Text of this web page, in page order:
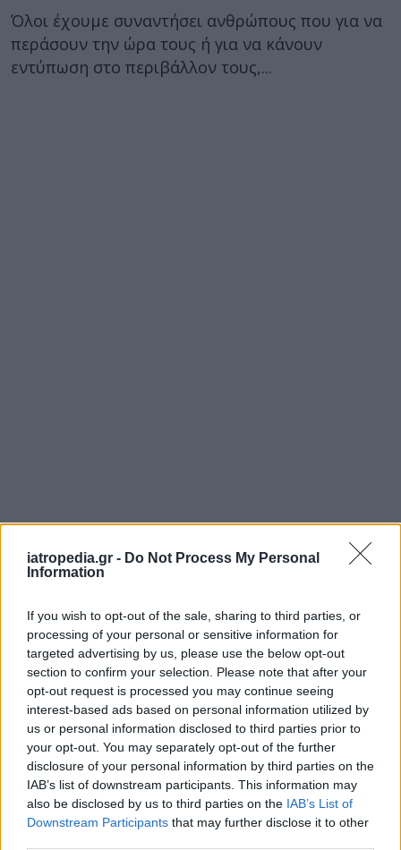
iatropedia.gr - Do Not Process My Personal
Information
If you wish to opt-out of the sale, sharing to third parties, or
processing of your personal or sensitive information for
targeted advertising by us, please use the below opt-out
section to confirm your selection. Please note that after your
opt-out request is processed you may continue seeing
interest-based ads based on personal information utilized by
us or personal information disclosed to third parties prior to
your opt-out. You may separately opt-out of the further
disclosure of your personal information by third parties on the
IAB’s list of downstream participants. This information may
also be disclosed by us to third parties on the IAB’s List of
Downstream Participants that may further disclose it to other
Όλοι έχουμε συναντήσει ανθρώπους που για να
περάσουν την ώρα τους ή για να κάνουν
εντύπωση στο περιβάλλον τους,...